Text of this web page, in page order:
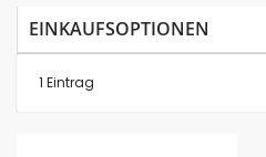
1 Eintrag
EINKAUFSOPTIONEN